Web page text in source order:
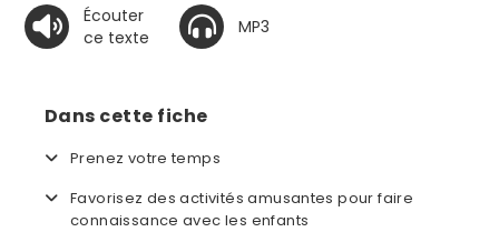
Écouter
ce texte
MP3
Dans cette fiche
Prenez votre temps
Favorisez des activités amusantes pour faire
connaissance avec les enfants